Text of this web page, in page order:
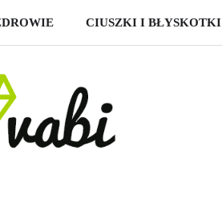
CIUSZKI I BŁYSKOTKI